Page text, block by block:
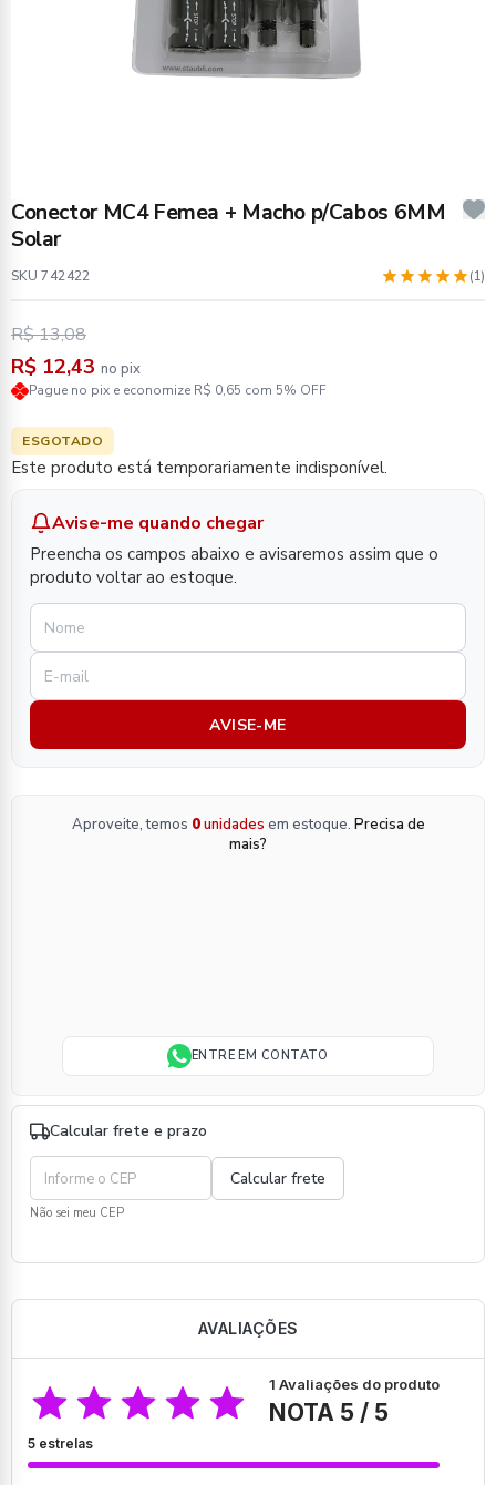
Conector MC4 Femea + Macho p/Cabos 6MM
Solar
SKU 742422 (1)
R$ 13,08
R$ 12,43 no pix
Pague no pix e economize R$ 0,65 com 5% OFF
ESGOTADO
Este produto está temporariamente indisponível.
Avise-me quando chegar
Preencha os campos abaixo e avisaremos assim que o
produto voltar ao estoque.
AVISE-ME
Aproveite, temos 0unidades em estoque. Precisa de
mais?
ENTRE EM CONTATO
Calcular frete e prazo
Não sei meu CEP
AVALIAÇÕES
1 Avaliações do produto
NOTA 5 / 5
5 estrelas